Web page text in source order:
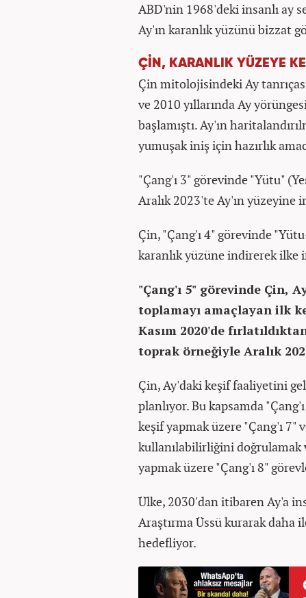
ABD'nin 1968'deki insanlı ay
Ay'ın karanlık yüzünü bizzat
ÇİN, KARANLIK YÜZEYE
Çin mitolojisindeki Ay
ve 2010 yıllarında Ay
başlamıştı. Ay'ın
yumuşak iniş için hazırlık
"Çang'ı 3" görevinde "Yütu"
Aralık 2023'te Ay'ın yüzeyine
Çin, "Çang'ı 4" görevinde
karanlık yüzüne indirerek ilke
"Çang'ı 5" görevinde Çin,
toplamayı amaçlayan ilk
Kasım 2020'de
toprak örneğiyle Aralık
Çin, Ay'daki keşif faaliyetini
planlıyor. Bu kapsamda
keşif yapmak üzere "Çang'ı 7"
kullanılabilirliğini doğrulamak
yapmak üzere "Çang'ı 8"
Ülke, 2030'dan itibaren Ay'a
Araştırma Üssü kurarak daha
hedefliyor.